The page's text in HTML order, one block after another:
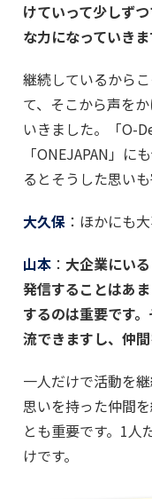
けていって少しず
な力になっていきま
継続しているから
て、そこから声を
いきました。「O-
「ONEJAPAN」に
るとそうした思い
大久保 ：ほかにも
山本 ： 大企業にい
発信することはあ
するのは重要です
流できますし、仲
一人だけで活動を
思いを持った仲間
とも重要です。1人
けです。